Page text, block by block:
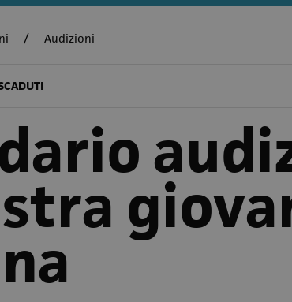
/ Audizioni